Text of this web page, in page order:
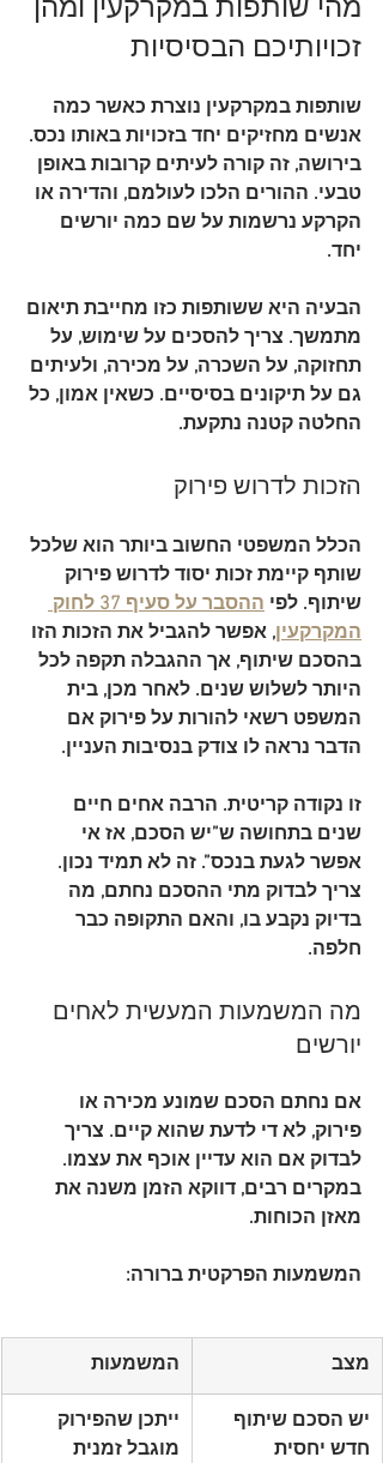
זכויותיכם הבסיסיות
שותפות במקרקעין נוצרת כאשר כמה
אנשים מחזיקים יחד בזכויות באותו נכס.
בירושה, זה קורה לעיתים קרובות באופן
טבעי. ההורים הלכו לעולמם, והדירה או
הקרקע נרשמות על שם כמה יורשים
יחד.
הבעיה היא ששותפות כזו מחייבת תיאום
מתמשך. צריך להסכים על שימוש, על
תחזוקה, על השכרה, על מכירה, ולעיתים
גם על תיקונים בסיסיים. כשאין אמון, כל
החלטה קטנה נתקעת.
הזכות לדרוש פירוק
הכלל המשפטי החשוב ביותר הוא שלכל
שותף קיימת זכות יסוד לדרוש פירוק
שיתוף. לפי
ההסבר על סעיף 37 לחוק
המקרקעין, אפשר להגביל את הזכות הזו
בהסכם שיתוף, אך ההגבלה תקפה לכל
היותר לשלוש שנים. לאחר מכן, בית
המשפט רשאי להורות על פירוק אם
הדבר נראה לו צודק בנסיבות העניין.
זו נקודה קריטית. הרבה אחים חיים
שנים בתחושה ש”יש הסכם, אז אי
אפשר לגעת בנכס”. זה לא תמיד נכון.
צריך לבדוק מתי ההסכם נחתם, מה
בדיוק נקבע בו, והאם התקופה כבר
חלפה.
מה המשמעות המעשית לאחים
יורשים
אם נחתם הסכם שמונע מכירה או
פירוק, לא די לדעת שהוא קיים. צריך
לבדוק אם הוא עדיין אוכף את עצמו.
במקרים רבים, דווקא הזמן משנה את
מאזן הכוחות.
המשמעות הפרקטית ברורה:
מצב המשמעות
יש הסכם שיתוף
חדש יחסית
ייתכן שהפירוק
מוגבל זמנית